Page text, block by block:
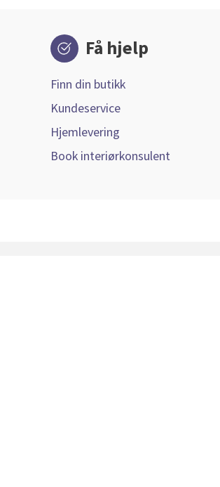
Få hjelp
Finn din butikk
Kundeservice
Hjemlevering
Book interiørkonsulent